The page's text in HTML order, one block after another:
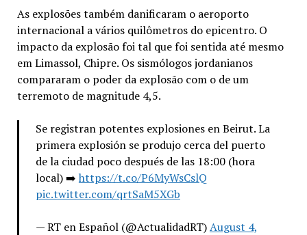
As explosões também danificaram o aeroporto
internacional a vários quilômetros do epicentro. O
impacto da explosão foi tal que foi sentida até mesmo
em Limassol, Chipre. Os sismólogos jordanianos
compararam o poder da explosão com o de um
terremoto de magnitude 4,5.
Se registran potentes explosiones en Beirut. La
primera explosión se produjo cerca del puerto
de la ciudad poco después de las 18:00 (hora
local) ➡️ https://t.co/P6MyWsCslQ
pic.twitter.com/qrtSaM5XGb
— RT en Español (@ActualidadRT)August 4,